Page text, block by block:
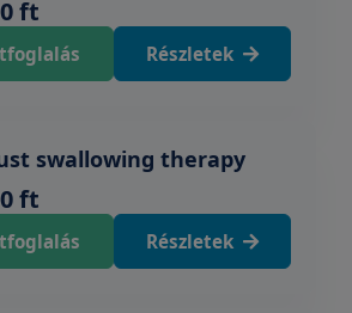
ft
Részletek
swallowing therapy
ft
Részletek